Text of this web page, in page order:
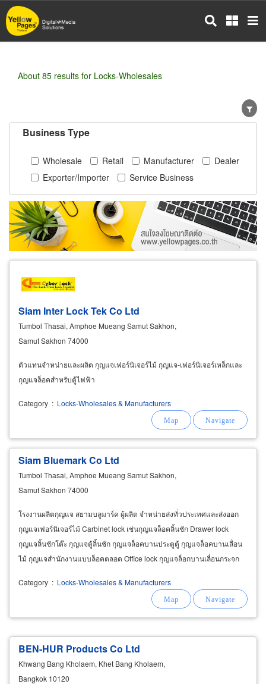
Skip
to
main
About 85 results for Locks-Wholesales
Business Type
Wholesale Retail Manufacturer
Dealer
Exporter/Importer
Service Business
Siam Inter Lock Tek Co Ltd
Tumbol Thasai, Amphoe Mueang Samut Sakhon,
Samut Sakhon 74000
ตัวแทนจำหน่ายและผลิต กุญแจเฟอร์นิเจอร์ไม้ กุญแจ-เฟอร์นิเจอร์เหล็กและ
กุญแจล็อคสำหรับตู้ไฟฟ้า
Category : Locks-Wholesales & Manufacturers
Siam Bluemark Co Ltd
Tumbol Thasai, Amphoe Mueang Samut Sakhon,
Samut Sakhon 74000
โรงงานผลิตกุญแจ สยามบลูมาร์ค ผู้ผลิต จำหน่ายส่งทั่วประเทศและส่งออก
กุญแจเฟอร์นิเจอร์ไม้ Carbinet lock เช่นกุญแจล็อคลิ้นชัก Drawer lock
กุญแจลิ้นชักโต๊ะ กุญแจตู้ลิ้นชัก กุญแจล็อคบานประตูตู้ กุญแจล็อคบานเลื่อน
ไม้ กุญแจสำนักงานแบบล็อคตลอด Office lock กุญแจล็อกบานเลื่อนกระจก
Category : Locks-Wholesales & Manufacturers
BEN-HUR Products Co Ltd
Khwang Bang Kholaem, Khet Bang Kholaem,
Bangkok 10120